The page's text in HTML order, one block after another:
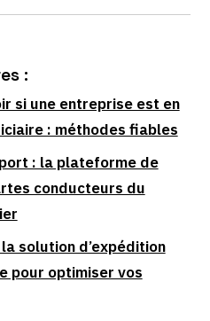
:
si une entreprise est en
: méthodes fiables
: la plateforme de
conducteurs du
la solution d’expédition
pour optimiser vos